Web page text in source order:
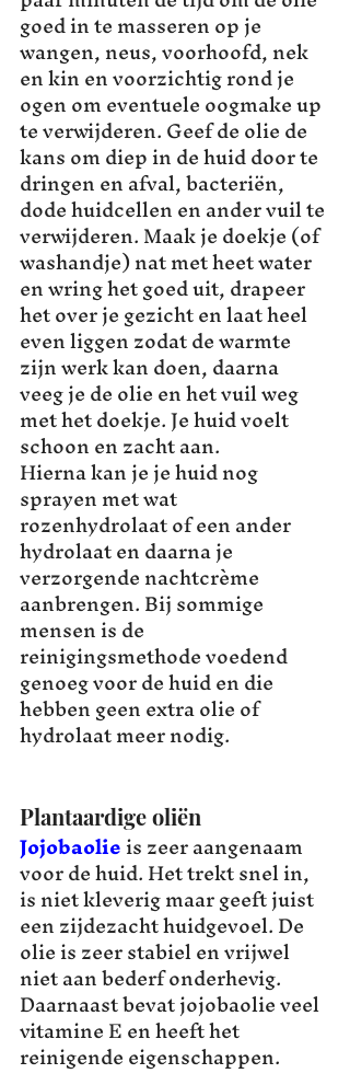
goed in te masseren op je
wangen, neus, voorhoofd, nek
en kin en voorzichtig rond je
ogen om eventuele oogmake up
te verwijderen. Geef de olie de
kans om diep in de huid door te
dringen en afval, bacteriën,
dode huidcellen en ander vuil te
verwijderen. Maak je doekje (of
washandje) nat met heet water
en wring het goed uit, drapeer
het over je gezicht en laat heel
even liggen zodat de warmte
zijn werk kan doen, daarna
veeg je de olie en het vuil weg
met het doekje. Je huid voelt
schoon en zacht aan.
Hierna kan je je huid nog
sprayen met wat
rozenhydrolaat of een ander
hydrolaat en daarna je
verzorgende nachtcrème
aanbrengen. Bij sommige
mensen is de
reinigingsmethode voedend
genoeg voor de huid en die
hebben geen extra olie of
hydrolaat meer nodig.
Plantaardige oliën
Jojobaolie is zeer aangenaam
voor de huid. Het trekt snel in,
is niet kleverig maar geeft juist
een zijdezacht huidgevoel. De
olie is zeer stabiel en vrijwel
niet aan bederf onderhevig.
Daarnaast bevat jojobaolie veel
vitamine E en heeft het
reinigende eigenschappen.